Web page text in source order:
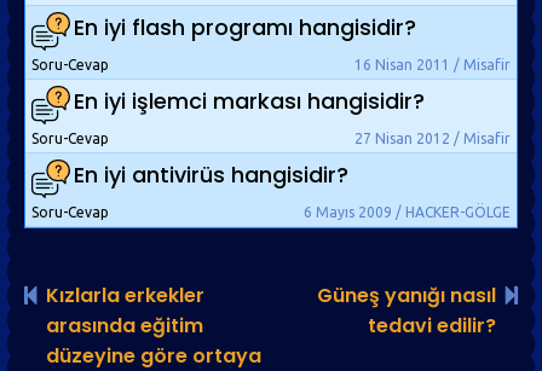
En iyi flash programı hangisidir?
16 Nisan 2011 / Misafir
Soru-Cevap
En iyi işlemci markası hangisidir?
27 Nisan 2012 / Misafir
Soru-Cevap
En iyi antivirüs hangisidir?
6 Mayıs 2009 / HACKER-GÖLGE
Soru-Cevap
Kızlarla erkekler
arasında eğitim
düzeyine göre ortaya
Güneş yanığı nasıl
tedavi edilir?